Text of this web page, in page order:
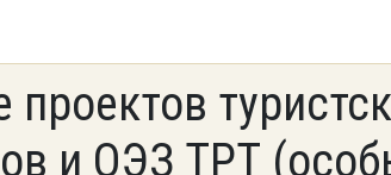
проектов
и ОЭЗ ТРТ